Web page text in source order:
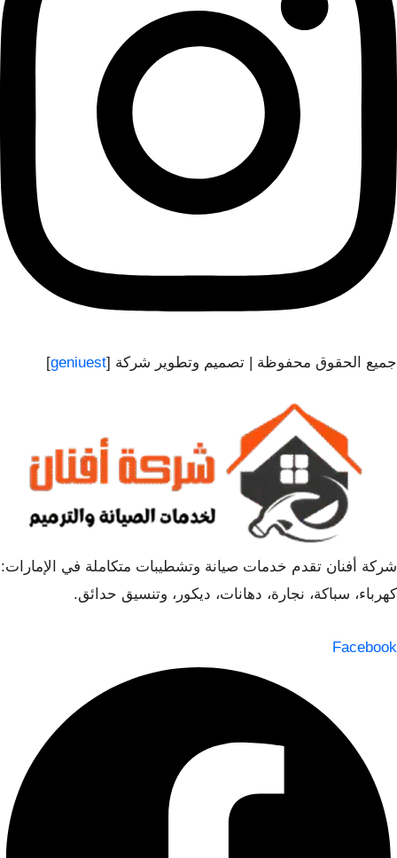
جميع الحقوق محفوظة | تصميم وتطوير شركة [geniuest
]
شركة أفنان تقدم خدمات صيانة وتشطيبات متكاملة في الإمارات:
كهرباء، سباكة، نجارة، دهانات، ديكور، وتنسيق حدائق.
Facebook